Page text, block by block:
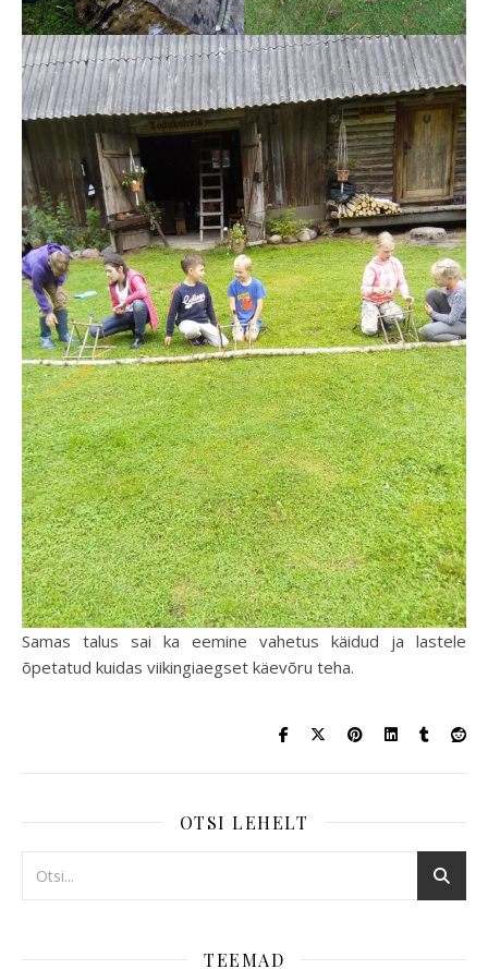
Samas talus sai ka eemine vahetus käidud ja lastele
õpetatud kuidas viikingiaegset käevõru teha.
OTSI LEHELT
TEEMAD